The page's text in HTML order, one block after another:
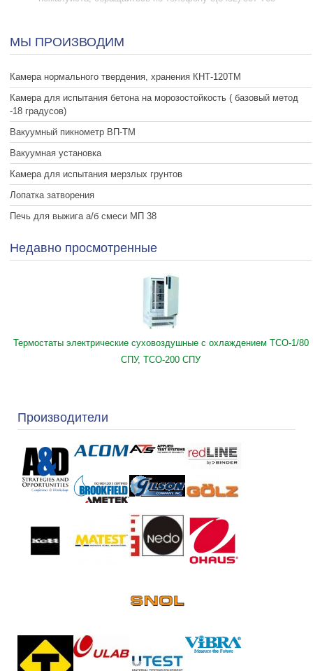
МЫ ПРОИЗВОДИМ
Камера нормального твердения, хранения КНТ-120ТМ
Камера для испытания бетона на морозостойкость ( базовый метод
-18 градусов)
Вакуумный пикнометр ВП-ТМ
Вакуумная установка
Камера для испытания мерзлых грунтов
Лопатка затворения
Печь для выжига а/б смеси МП 38
Недавно просмотренные
Термостаты электрические суховоздушные с охлаждением ТСО-1/80
СПУ, ТСО-200 СПУ
Производители